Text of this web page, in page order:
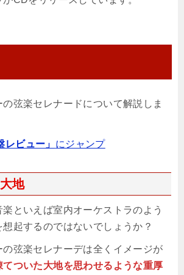
弦楽セレナードについて解説しま
レビュー」 にジャンプ
地
といえば室内オーケストラのよう
起するのではないでしょうか？
の弦楽セレナーデは全くイメージが
てついた大地を思わせるような重厚